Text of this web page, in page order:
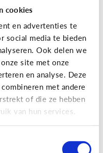
cookies
en advertenties te
social media te bieden
Ook delen we
site met onze
en analyse. Deze
met andere
of die ze hebben
van hun services.
mijn kind